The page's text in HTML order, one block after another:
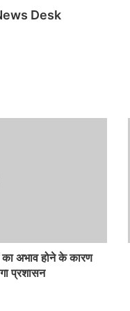
Desk
अभाव होने के कारण
प्रशासन